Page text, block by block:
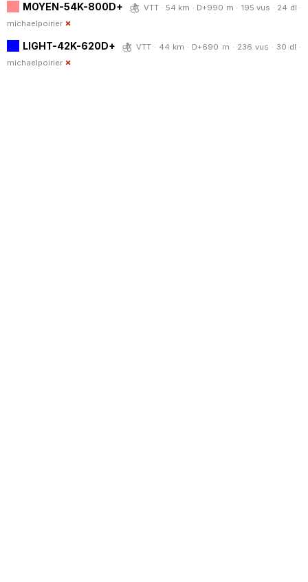
MOYEN-54K-800D+
VTT · 54 km · D+990 m · 195 vus · 24 dl ·
michaelpoirier
LIGHT-42K-620D+
VTT · 44 km · D+690 m · 236 vus · 30 dl ·
michaelpoirier